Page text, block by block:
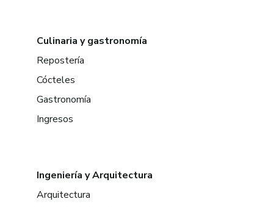
Culinaria y gastronomía
Repostería
Cócteles
Gastronomía
Ingresos
Ingeniería y Arquitectura
Arquitectura